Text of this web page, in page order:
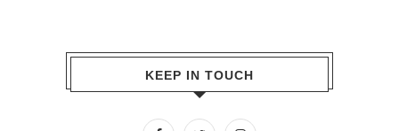
KEEP IN TOUCH